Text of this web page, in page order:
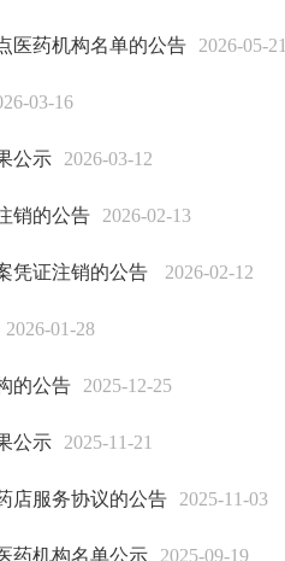
医药机构名单的公告 2026-05-21
03-16
公示 2026-03-12
销的公告 2026-02-13
凭证注销的公告 2026-02-12
2026-01-28
的公告 2025-12-25
公示 2025-11-21
店服务协议的公告 2025-11-03
药机构名单公示 2025-09-19